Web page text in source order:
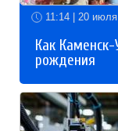
11:14 | 20 июля
Как
рождения